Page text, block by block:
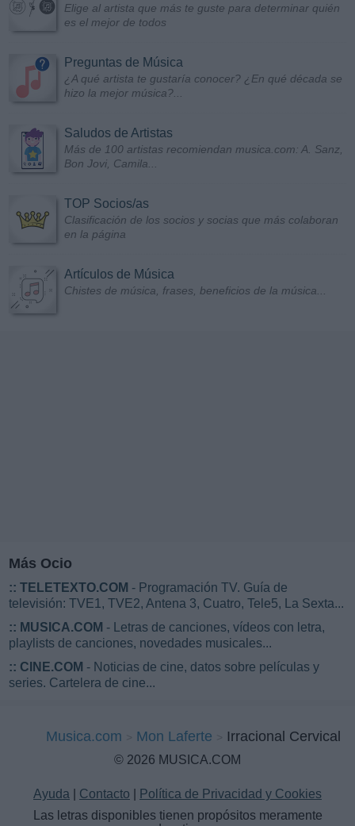
Elige al artista que más te guste para determinar quién
es el mejor de todos
Preguntas de Música
¿A qué artista te gustaría conocer? ¿En qué década se
hizo la mejor música?...
Saludos de Artistas
Más de 100 artistas recomiendan musica.com: A. Sanz,
Bon Jovi, Camila...
TOP Socios/as
Clasificación de los socios y socias que más colaboran
en la página
Artículos de Música
Chistes de música, frases, beneficios de la música...
Más Ocio
:: TELETEXTO.COM - Programación TV. Guía de
televisión: TVE1, TVE2, Antena 3, Cuatro, Tele5, La Sexta...
:: MUSICA.COM - Letras de canciones, vídeos con letra,
playlists de canciones, novedades musicales...
:: CINE.COM - Noticias de cine, datos sobre películas y
series. Cartelera de cine...
Musica.com Mon Laferte Irracional Cervical
© 2026 MUSICA.COM
Ayuda Contacto
Política de Privacidad y Cookies
Las letras disponibles tienen propósitos meramente